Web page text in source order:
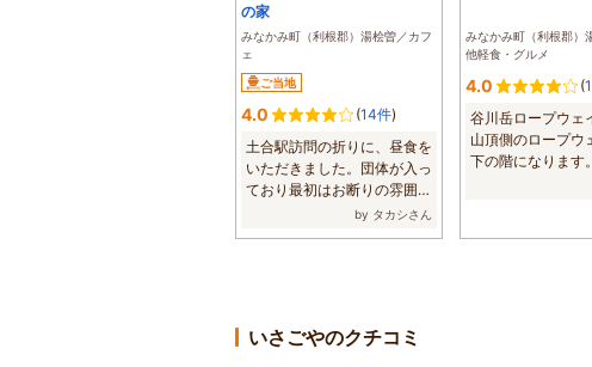
の家
みなかみ町（利根郡）湯桧曽／カフ
ェ
ご当地
4.0 (14件)
土合駅訪問の折りに、昼食を
いただきました。団体が入っ
ており最初はお断りの雰囲気
by タカシさん
みなかみ町（利根郡）
他軽食・グルメ
4.0 (
谷川岳ロープウェ
山頂側のロープウ
下の階になります
いさごやのクチコミ